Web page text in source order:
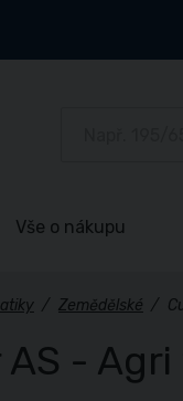
Vše o nákupu
/ Zemědělské /
- Agri